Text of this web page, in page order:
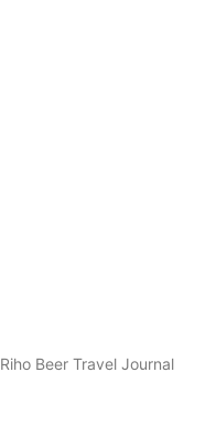
Riho Beer Travel Journal